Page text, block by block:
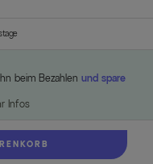
beim Bezahlen und spare
Infos